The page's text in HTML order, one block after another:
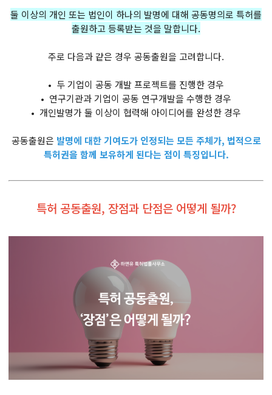
둘 이상의 개인 또는 법인이 하나의 발명에 대해 공동명의로 특허를
출원하고 등록받는 것을 말합니다.
주로 다음과 같은 경우 공동출원을 고려합니다.
• 두 기업이 공동 개발 프로젝트를 진행한 경우
• 연구기관과 기업이 공동 연구개발을 수행한 경우
• 개인발명가 둘 이상이 협력해 아이디어를 완성한 경우
공동출원은 발명에 대한 기여도가 인정되는 모든 주체가, 법적으로
특허권을 함께 보유하게 된다는 점이 특징입니다.
특허 공동출원, 장점과 단점은 어떻게 될까?